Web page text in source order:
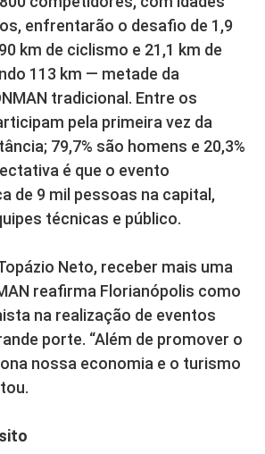
enfrentarão o desafio de 1,9
km de ciclismo e 21,1 km de
113 km — metade da
tradicional. Entre os
pela primeira vez da
79,7% são homens e 20,3%
é que o evento
de 9 mil pessoas na capital,
técnicas e público.
Neto, receber mais uma
reafirma Florianópolis como
na realização de eventos
porte. “Além de promover o
nossa economia e o turismo